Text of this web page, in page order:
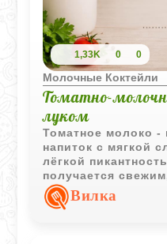
1,33K 0 0
Молочные Коктейли
Томатно-
луком
Томатное молоко
напиток с мягкой
лёгкой
получается
хорошо освежает
Вилка